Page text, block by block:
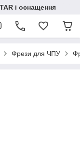
і оснащення
Фрези для ЧПУ